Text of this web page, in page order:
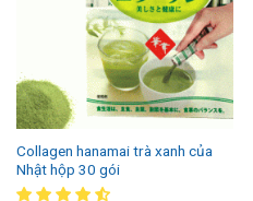
Collagen hanamai trà xanh của
Nhật hộp 30 gói